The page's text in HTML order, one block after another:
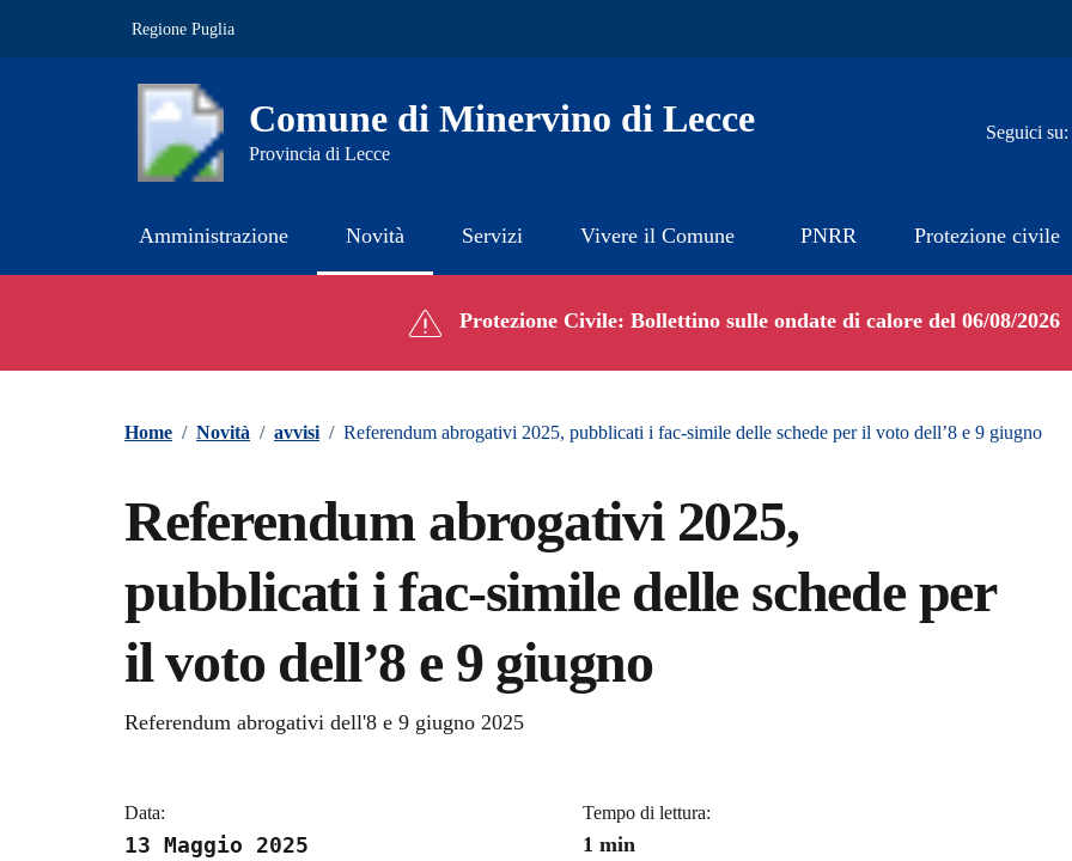
Regione Puglia
Comune di Minervino di Lecce
Provincia di Lecce
Seguici su:
Amministrazione Novità Servizi Vivere il Comune PNRR Protezione civile
Contenuti in evidenza Protezione Civile: Bollettino sulle ondate di calore del 06/08/2026
Home / Novità / avvisi / Referendum abrogativi 2025, pubblicati i fac-simile delle schede per il voto dell’8 e 9 giugno
Referendum abrogativi 2025,
pubblicati i fac-simile delle schede per
il voto dell’8 e 9 giugno
Dettagli della notizia
Referendum abrogativi dell'8 e 9 giugno 2025
Data:
13 Maggio 2025
Tempo di lettura:
1 min